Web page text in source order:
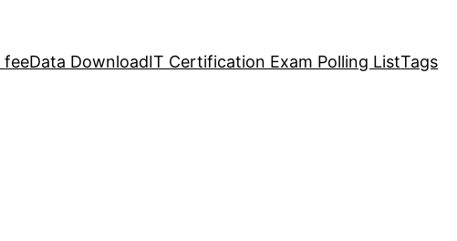
feeData DownloadIT Certification Exam Polling ListTags